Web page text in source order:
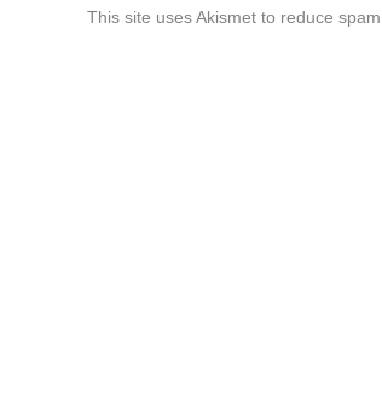
This site uses Akismet to reduce spam.